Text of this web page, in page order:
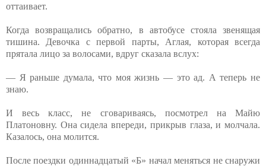
оттаивает.
Когда возвращались обратно, в автобусе стояла звенящая
тишина. Девочка с первой парты, Аглая, которая всегда
прятала лицо за волосами, вдруг сказала вслух:
— Я раньше думала, что моя жизнь — это ад. А теперь не
знаю.
И весь класс, не сговариваясь, посмотрел на Майю
Платоновну. Она сидела впереди, прикрыв глаза, и молчала.
Казалось, она молится.
После поездки одиннадцатый «Б» начал меняться не снаружи